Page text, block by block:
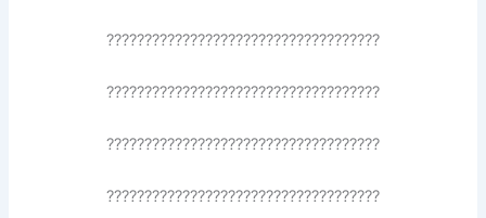
????????????????????????????????????
????????????????????????????????????
????????????????????????????????????
????????????????????????????????????